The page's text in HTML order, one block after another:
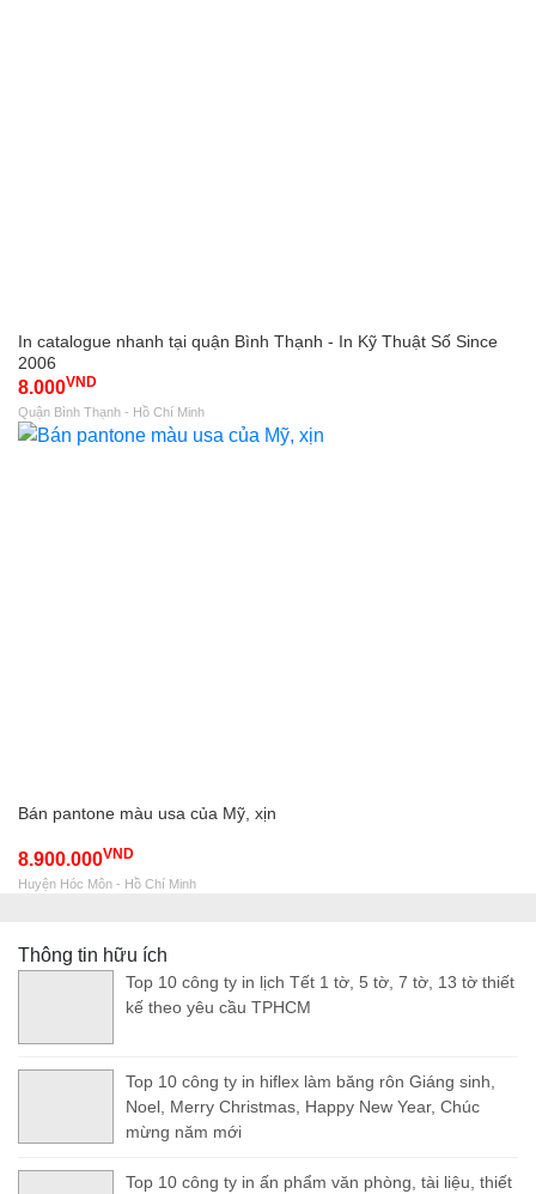
In catalogue nhanh tại quận Bình Thạnh - In Kỹ Thuật Số Since
2006
8.000VND
Quận Bình Thạnh - Hồ Chí Minh
Bán pantone màu usa của Mỹ, xịn
8.900.000VND
Huyện Hóc Môn - Hồ Chí Minh
Thông tin hữu ích
Top 10 công ty in lịch Tết 1 tờ, 5 tờ, 7 tờ, 13 tờ thiết
kế theo yêu cầu TPHCM
Top 10 công ty in hiflex làm băng rôn Giáng sinh,
Noel, Merry Christmas, Happy New Year, Chúc
mừng năm mới
Top 10 công ty in ấn phẩm văn phòng, tài liệu, thiết